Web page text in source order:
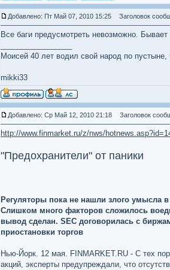
Добавлено: Пт Май 07, 2010 15:25 Заголовок
Все баги предусмотреть невозможно. Бывает
Моисей 40 лет водил свой народ по
mikki33
Добавлено: Ср Май 12, 2010 21:18 Заголовок
http://www.finmarket.ru/z/nws/
"Предохранители" от паники
Регуляторы пока не нашли злого умысла
Слишком много факторов сложилось
вывод сделан. SEC договорилась с
приостановки торгов
Нью-Йорк. 12 мая. FINMARKET.RU - С тех
акций, эксперты предупреждали, что